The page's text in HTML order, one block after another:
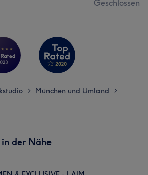
Geschlossen
> München und Umland >
der Nähe